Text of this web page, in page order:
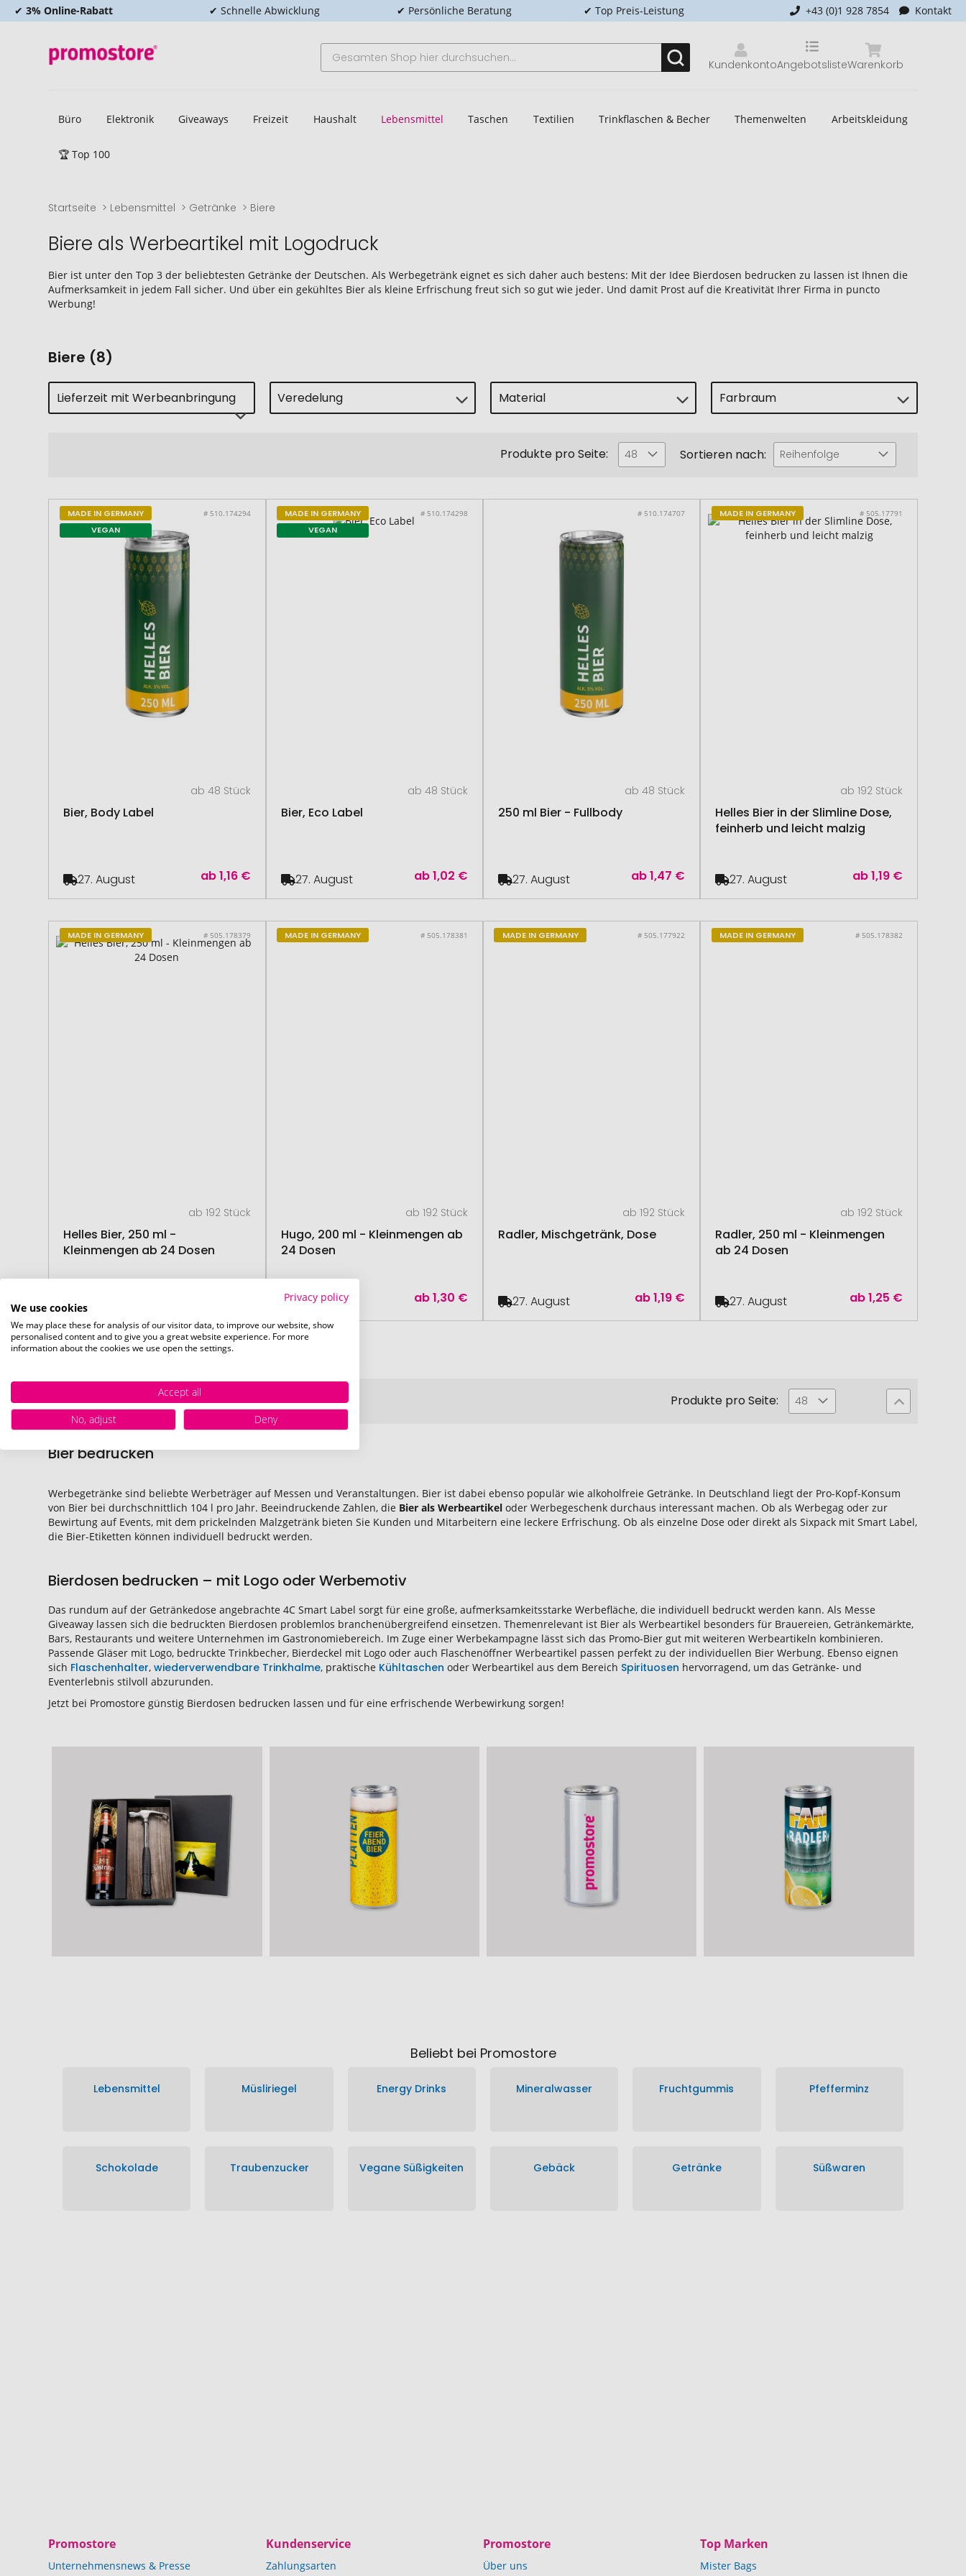
✔ 3% Online-Rabatt ✔ Schnelle Abwicklung ✔ Persönliche Beratung ✔ Top Preis-Leistung +43 (0)1 928 7854 Kontakt
Kundenkonto Warenkorb
Angebotsliste
Büro Elektronik Giveaways Freizeit Haushalt Lebensmittel Taschen Textilien Trinkflaschen & Becher Themenwelten Arbeitskleidung
🏆 Top 100
Startseite Lebensmittel Getränke Biere
Biere als Werbeartikel mit Logodruck
Bier ist unter den Top 3 der beliebtesten Getränke der Deutschen. Als Werbegetränk eignet es sich daher auch bestens: Mit der Idee Bierdosen bedrucken zu lassen ist Ihnen die
Aufmerksamkeit in jedem Fall sicher. Und über ein gekühltes Bier als kleine Erfrischung freut sich so gut wie jeder. Und damit Prost auf die Kreativität Ihrer Firma in puncto
Werbung!
Biere (8)
Lieferzeit mit Werbeanbringung Veredelung Material Farbraum
Produkte pro Seite: 48 Sortieren nach: Reihenfolge
MADE IN GERMANY
VEGAN
# 510.174294
ab 48 Stück
Bier, Body Label
ab1,16 €
27. August
MADE IN GERMANY
VEGAN
# 510.174298
ab 48 Stück
Bier, Eco Label
ab1,02 €
27. August
# 510.174707
ab 48 Stück
250 ml Bier - Fullbody
ab1,47 €
27. August
MADE IN GERMANY # 505.17791
ab 192 Stück
Helles Bier in der Slimline Dose,
feinherb und leicht malzig
ab1,19 €
27. August
MADE IN GERMANY # 505.178379
ab 192 Stück
Helles Bier, 250 ml -
Kleinmengen ab 24 Dosen
MADE IN GERMANY # 505.178381
ab 192 Stück
Hugo, 200 ml - Kleinmengen ab
24 Dosen
ab1,30 €
27. August
MADE IN GERMANY # 505.177922
ab 192 Stück
Radler, Mischgetränk, Dose
ab1,19 €
27. August
MADE IN GERMANY # 505.178382
ab 192 Stück
Radler, 250 ml - Kleinmengen
ab 24 Dosen
ab1,25 €
27. August
Produkte pro Seite: 48
Bier bedrucken
Werbegetränke sind beliebte Werbeträger auf Messen und Veranstaltungen. Bier ist dabei ebenso populär wie alkoholfreie Getränke. In Deutschland liegt der Pro-Kopf-Konsum
von Bier bei durchschnittlich 104 l pro Jahr. Beeindruckende Zahlen, die Bier als Werbeartikel oder Werbegeschenk durchaus interessant machen. Ob als Werbegag oder zur
Bewirtung auf Events, mit dem prickelnden Malzgetränk bieten Sie Kunden und Mitarbeitern eine leckere Erfrischung. Ob als einzelne Dose oder direkt als Sixpack mit Smart Label,
die Bier-Etiketten können individuell bedruckt werden.
Bierdosen bedrucken – mit Logo oder Werbemotiv
Das rundum auf der Getränkedose angebrachte 4C Smart Label sorgt für eine große, aufmerksamkeitsstarke Werbefläche, die individuell bedruckt werden kann. Als Messe
Giveaway lassen sich die bedruckten Bierdosen problemlos branchenübergreifend einsetzen. Themenrelevant ist Bier als Werbeartikel besonders für Brauereien, Getränkemärkte,
Bars, Restaurants und weitere Unternehmen im Gastronomiebereich. Im Zuge einer Werbekampagne lässt sich das Promo-Bier gut mit weiteren Werbeartikeln kombinieren.
Passende Gläser mit Logo, bedruckte Trinkbecher, Bierdeckel mit Logo oder auch Flaschenöffner Werbeartikel passen perfekt zu der individuellen Bier Werbung. Ebenso eignen
sich Flaschenhalter,wiederverwendbare Trinkhalme, praktische Kühltaschen oder Werbeartikel aus dem Bereich Spirituosen hervorragend, um das Getränke- und
Eventerlebnis stilvoll abzurunden.
Jetzt bei Promostore günstig Bierdosen bedrucken lassen und für eine erfrischende Werbewirkung sorgen!
Beliebt bei Promostore
Lebensmittel Müsliriegel Energy Drinks Mineralwasser Fruchtgummis Pfefferminz
Schokolade Traubenzucker Vegane Süßigkeiten Gebäck Getränke Süßwaren
Promostore
Unternehmensnews & Presse
Kundenservice
Zahlungsarten
Promostore
Über uns
Top Marken
Mister Bags
Privacy policy
We use cookies
We may place these for analysis of our visitor data, to improve our website, show
personalised content and to give you a great website experience. For more
information about the cookies we use open the settings.
Accept all
No, adjust
Deny